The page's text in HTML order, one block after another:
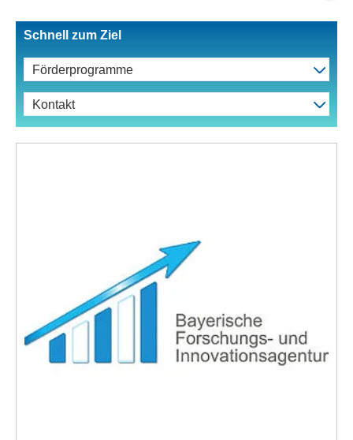
Schnell zum Ziel
Förderprogramme
Kontakt